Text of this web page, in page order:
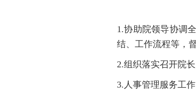
1.协助院领导协调
结、工作流程等，
2.组织落实召开院
3.人事管理服务工